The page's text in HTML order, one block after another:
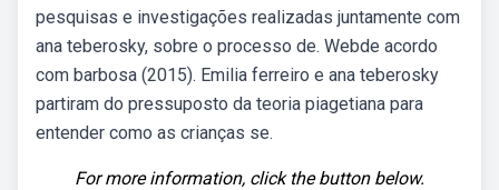
pesquisas e investigações realizadas juntamente com
ana teberosky, sobre o processo de. Webde acordo
com barbosa (2015). Emilia ferreiro e ana teberosky
partiram do pressuposto da teoria piagetiana para
entender como as crianças se.
For more information, click the button below.